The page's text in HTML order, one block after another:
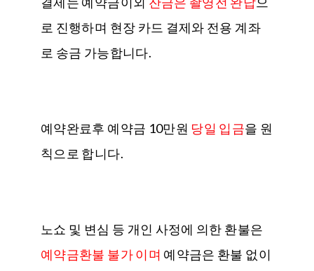
로 진행하며 현장 카드 결제와 전용 계좌
로 송금 가능합니다.
예약완료후 예약금 10만원 당일 입금을 원
칙으로 합니다.
노쇼 및 변심 등 개인 사정에 의한 환불은
예약금환불 불가 이며 예약금은 환불 없이